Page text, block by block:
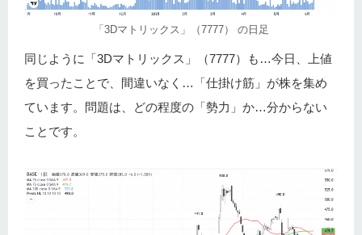
「3Dマトリックス」（7777） の日足
同じように「3Dマトリックス」（7777）も…今日、上値
を買ったことで、間違いなく…「仕掛け筋」が株を集め
ています。問題は、どの程度の「勢力」か…分からない
ことです。